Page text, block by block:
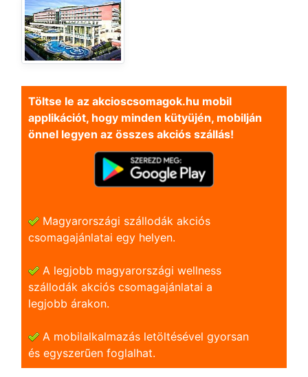
Töltse le az akcioscsomagok.hu mobil
applikációt, hogy minden kütyüjén, mobilján
önnel legyen az összes akciós szállás!
Magyarországi szállodák akciós
csomagajánlatai egy helyen.
A legjobb magyarországi wellness
szállodák akciós csomagajánlatai a
legjobb árakon.
A mobilalkalmazás letöltésével gyorsan
és egyszerũen foglalhat.